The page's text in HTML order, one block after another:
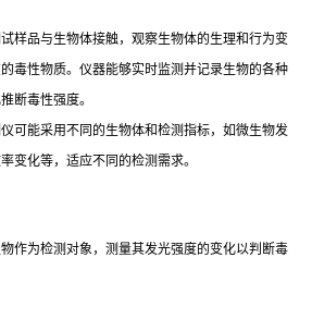
样品与生物体接触，观察生物体的生理和行为变
毒性物质。仪器能够实时监测并记录生物的各种
断毒性强度。
可能采用不同的生物体和检测指标，如微生物发
变化等，适应不同的检测需求。
作为检测对象，测量其发光强度的变化以判断毒